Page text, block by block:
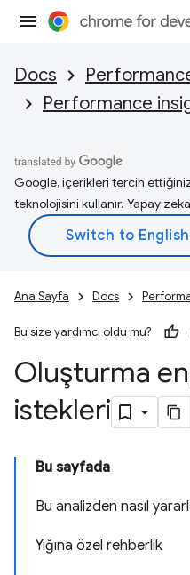
Docs
Performance
Google, içerikleri tercih
teknolojisini kullanır. Yapay
Ana Sayfa Docs
Bu size yardımcı oldu mu?
Oluşturma
istekleri
Bu sayfada
Bu analizden nasıl
Yığına özel rehberlik